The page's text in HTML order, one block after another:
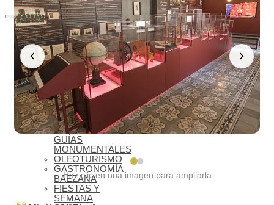
QUÉ VER
IMPRESCINDIBLES
QUÉ VER –
MONUMENTOS
MUSEOS
QUÉ VER –
LAGUNA
GRANDE
VISITAS
VIRTUALES
RUTAS Y
GUÍAS
MONUMENTALES
OLEOTURISMO
GASTRONOMÍA
BAEZANA
FIESTAS Y
SEMANA
Haz clic en una imagen para ampliarla